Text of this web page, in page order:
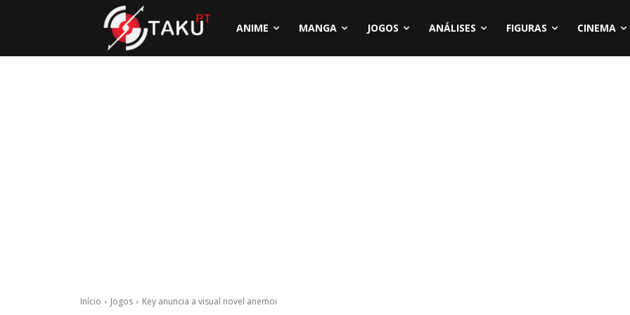
ANIME MANGA JOGOS ANÁLISES FIGURAS CINEMA
Início Jogos Key anuncia a visual novel anemoi